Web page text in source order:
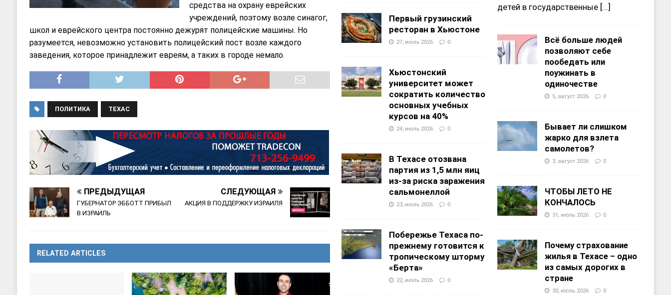
средства на охрану еврейских
учреждений, поэтому возле синагог,
школ и еврейского центра постоянно дежурят полицейские машины. Но
разумеется, невозможно установить полицейский пост возле каждого
заведения, которое принадлежит евреям, а таких в городе немало.
ПОЛИТИКА ТЕХАС
ПРЕДЫДУЩАЯ
ГУБЕРНАТОР ЭББОТТ ПРИБЫЛ
В ИЗРАИЛЬ
СЛЕДУЮЩАЯ
АКЦИЯ В ПОДДЕРЖКУ ИЗРАИЛЯ
RELATED ARTICLES
Первый грузинский
ресторан в Хьюстоне
27, июль 2026 0
Хьюстонский
университет может
сократить количество
основных учебных
курсов на 40%
24, июль 2026 0
В Техасе отозвана
партия из 1,5 млн яиц
из-за риска заражения
сальмонеллой
23, июль 2026 0
Побережье Техаса по-
прежнему готовится к
тропическому шторму
«Берта»
22, июль 2026 0
детей в государственные [...]
Всё больше людей
позволяют себе
пообедать или
поужинать в
одиночестве
5, август 2026 0
Бывает ли слишком
жарко для взлета
самолетов?
3, август 2026 0
ЧТОБЫ ЛЕТО НЕ
КОНЧАЛОСЬ
31, июль 2026 0
Почему страхование
жилья в Техасе – одно
из самых дорогих в
стране
30, июль 2026 0